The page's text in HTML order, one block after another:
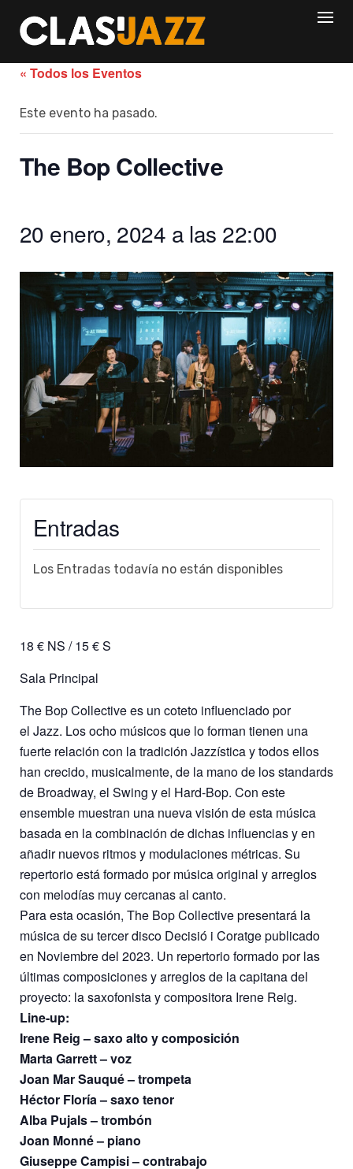
content
« Todos los Eventos
Este evento ha pasado.
The Bop Collective
20 enero, 2024 a las 22:00
Entradas
Los Entradas todavía no están disponibles
18 € NS / 15 € S
Sala Principal
The Bop Collective es un coteto influenciado por
el Jazz. Los ocho músicos que lo forman tienen una
fuerte relación con la tradición Jazzística y todos ellos
han crecido, musicalmente, de la mano de los standards
de Broadway, el Swing y el Hard-Bop. Con este
ensemble muestran una nueva visión de esta música
basada en la combinación de dichas influencias y en
añadir nuevos ritmos y modulaciones métricas. Su
repertorio está formado por música original y arreglos
con melodías muy cercanas al canto.
Para esta ocasión, The Bop Collective presentará la
música de su tercer disco Decisió i Coratge publicado
en Noviembre del 2023. Un repertorio formado por las
últimas composiciones y arreglos de la capitana del
proyecto: la saxofonista y compositora Irene Reig.
Line-up:
Irene Reig – saxo alto y composición
Marta Garrett – voz
Joan Mar Sauqué – trompeta
Héctor Floría – saxo tenor
Alba Pujals – trombón
Joan Monné – piano
Giuseppe Campisi – contrabajo